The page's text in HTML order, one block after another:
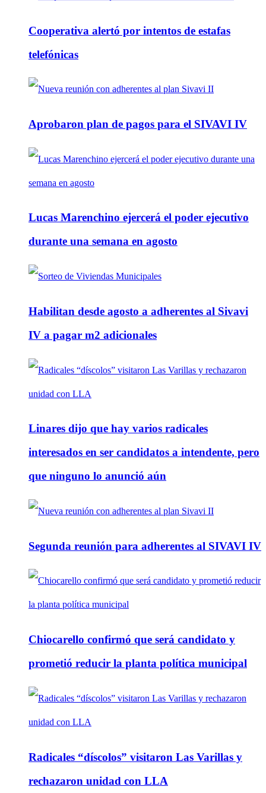
Cooperativa alertó por intentos de estafas
telefónicas
Aprobaron plan de pagos para el SIVAVI IV
Lucas Marenchino ejercerá el poder ejecutivo
durante una semana en agosto
Habilitan desde agosto a adherentes al Sivavi
IV a pagar m2 adicionales
Linares dijo que hay varios radicales
interesados en ser candidatos a intendente, pero
que ninguno lo anunció aún
Segunda reunión para adherentes al SIVAVI IV
Chiocarello confirmó que será candidato y
prometió reducir la planta política municipal
Radicales “díscolos” visitaron Las Varillas y
rechazaron unidad con LLA